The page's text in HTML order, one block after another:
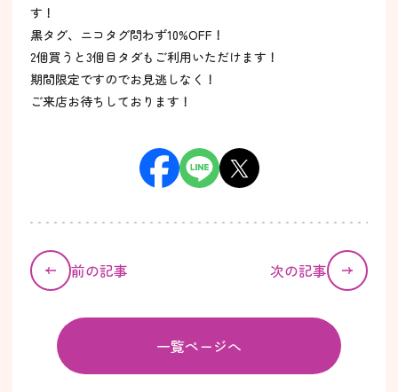
す！
黒タグ、ニコタグ問わず10%OFF！
2個買うと3個目タダもご利用いただけます！
期間限定ですのでお見逃しなく！
ご来店お待ちしております！
前の記事 次の記事
一覧ページへ